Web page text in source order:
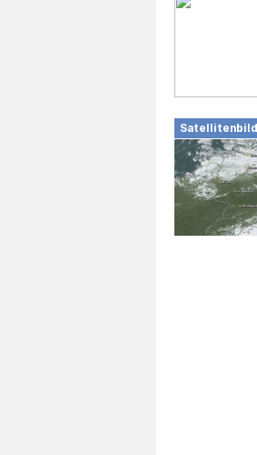
Satellitenbild